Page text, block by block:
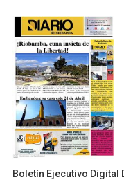
Boletín Ejecutivo Digital